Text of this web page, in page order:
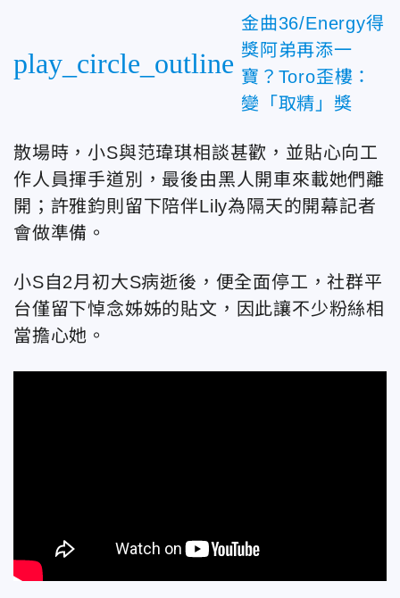
play_circle_outline
金曲36/Energy得
獎阿弟再添一
寶？Toro歪樓：
變「取精」獎
散場時，小S與范瑋琪相談甚歡 ，並貼心向工
作人員揮手道別
，最後由黑人開車來載她們離
開 ； 許雅鈞則留下陪伴Lily為隔天的開幕記者
會做準備。
小S自2月初大S病逝後，便全面停工，社群平
台僅留下悼念姊姊的貼文，因此讓不少粉絲相
當擔心她 。